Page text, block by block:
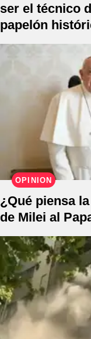
ser el técnico
papelón
OPINIÓN
¿Qué piensa
de Milei al